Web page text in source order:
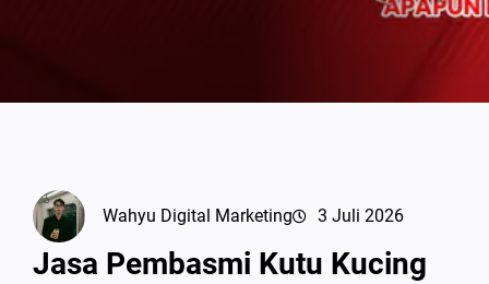
Wahyu Digital Marketing 3 Juli 2026
Jasa Pembasmi Kutu Kucing